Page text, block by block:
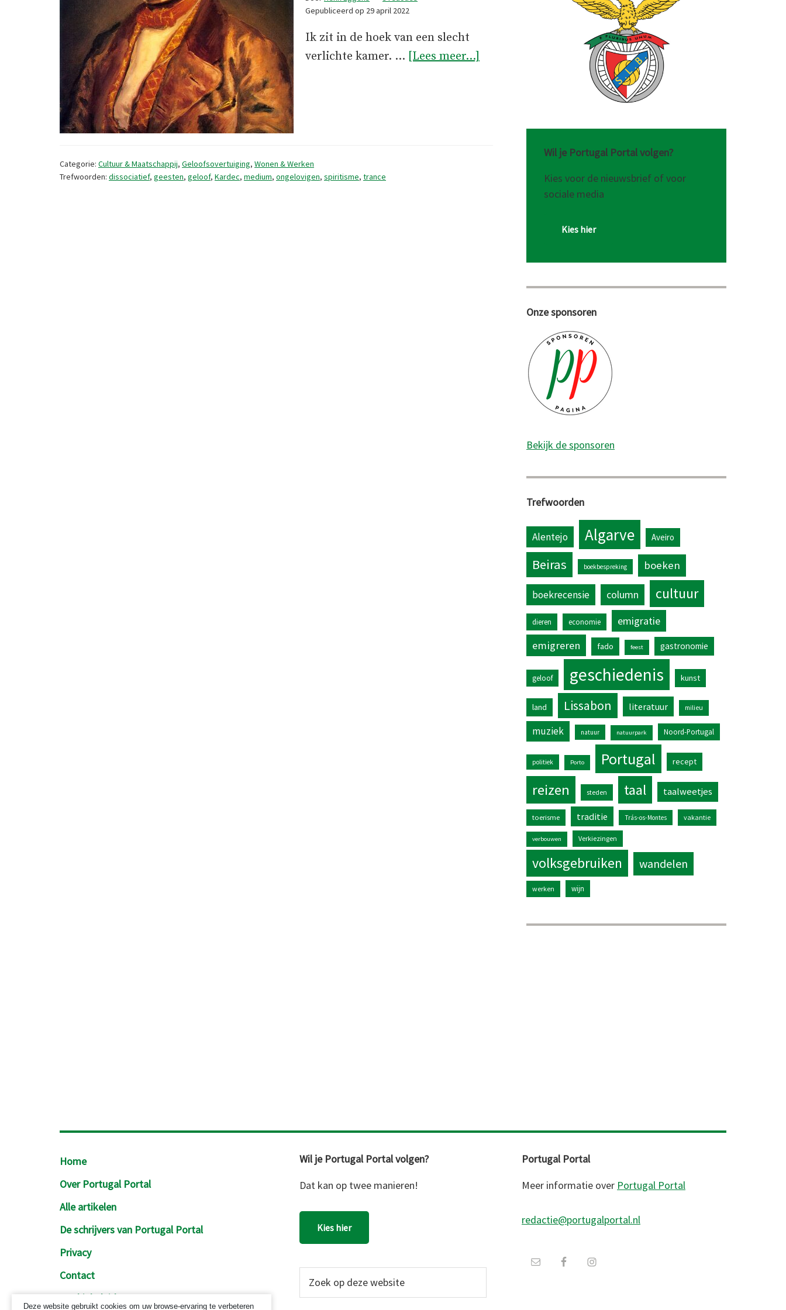
Gepubliceerd op 29 april 2022
Ik zit in de hoek van een slecht
verlichte kamer. … [Lees meer...]
Categorie: Cultuur & Maatschappij, Geloofsovertuiging, Wonen & Werken
Trefwoorden: dissociatief, geesten, geloof, Kardec, medium, ongelovigen, spiritisme, trance
Wil je Portugal Portal volgen?
Kies voor de nieuwsbrief of voor
sociale media
Kies hier
Onze sponsoren
Bekijk de sponsoren
Trefwoorden
Alentejo Algarve Aveiro
Beiras boekbespreking boeken
boekrecensie column cultuur
dieren economie
emigratie
emigreren
fado feest gastronomie
geloof geschiedenis kunst
land Lissabon literatuur milieu
muziek natuur natuurpark Noord-Portugal
politiek Porto Portugal recept
reizen steden taal taalweetjes
toerisme traditie Trás-os-Montes vakantie
verbouwen Verkiezingen
volksgebruiken wandelen
werken wijn
Footer
Home
Over Portugal Portal
Alle artikelen
De schrijvers van Portugal Portal
Privacy
Contact
Cookiebeleid
Wil je Portugal Portal volgen?
Dat kan op twee manieren!
Kies hier
Portugal Portal
Meer informatie over Portugal Portal
redactie@portugalportal.nl
Deze website gebruikt cookies om uw browse-ervaring te verbeteren